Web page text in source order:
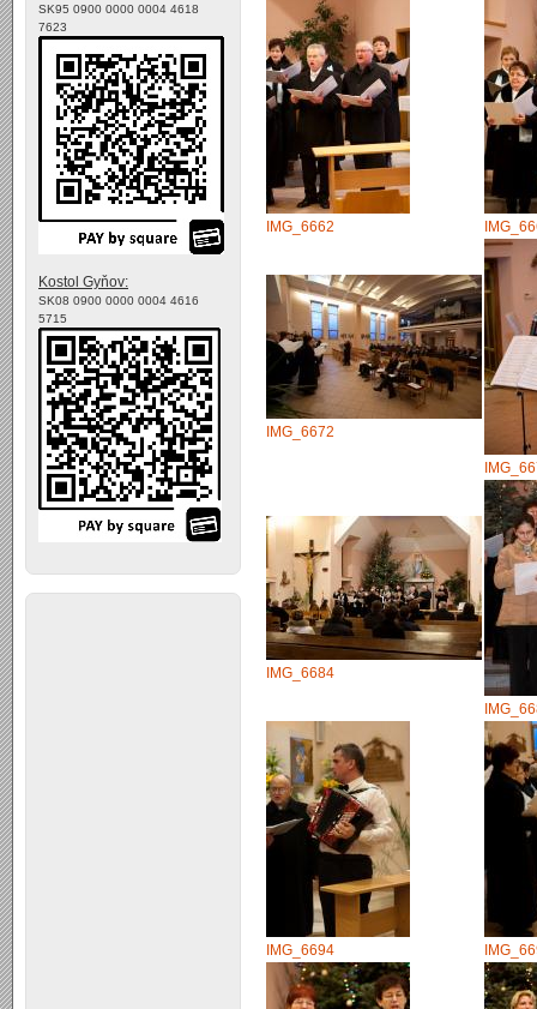
IMG_6662
IMG_6672
IMG_6684
IMG_6694
SK95 0900 0000 0004 4618
7623
Kostol Gyňov:
SK08 0900 0000 0004 4616
5715